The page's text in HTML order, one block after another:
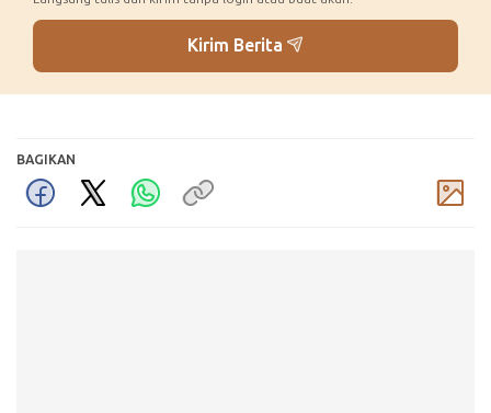
Kirim Berita
BAGIKAN